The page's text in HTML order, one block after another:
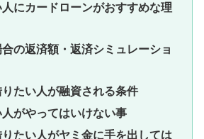
にカードローンがおすすめな理
の返済額・返済シミュレーショ
たい人が融資される条件
がやってはいけない事
たい人がヤミ金に手を出しては